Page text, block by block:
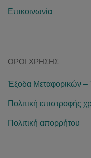
Επικοινωνία
ΌΡΟΙ ΧΡΉΣΗΣ
Έξοδα Μεταφορικών
Πολιτική επιστροφής
Πολιτική απορρήτου